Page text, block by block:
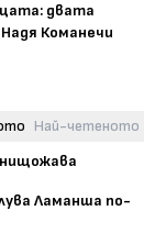
двата
Команечи
Най-четеното
Ламанша по-